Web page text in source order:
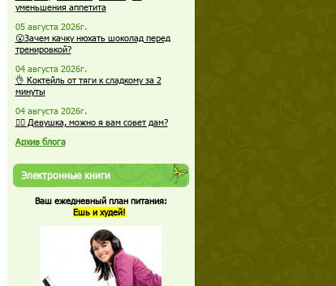
уменьшения аппетита
05 августа 2026г.
😮Зачем качку нюхать шоколад перед
тренировкой?
04 августа 2026г.
👌 Коктейль от тяги к сладкому за 2
минуты
04 августа 2026г.
🏋️‍♀️ Девушка, можно я вам совет дам?
Архив блога
Электронные книги
Ваш ежедневный план питания:
Ешь и худей!